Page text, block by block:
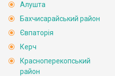
Алушта
Бахчисарайський район
Євпаторія
Керч
Красноперекопський
район